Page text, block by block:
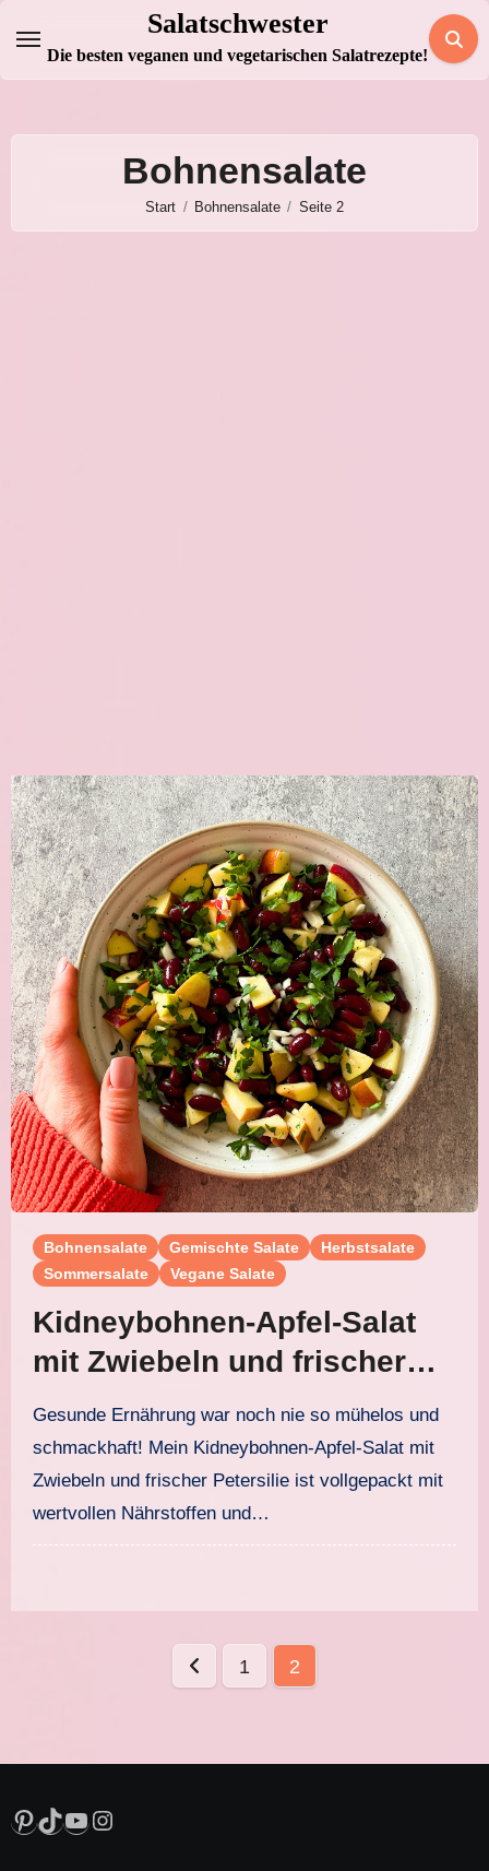
Inhalt
springen
Salatschwester
Die besten veganen und vegetarischen Salatrezepte!
Bohnensalate
Start Bohnensalate Seite 2
Bohnensalate Gemischte Salate
Herbstsalate
Sommersalate
Vegane Salate
Kidneybohnen-Apfel-Salat
mit Zwiebeln und frischer
Petersilie
Gesunde Ernährung war noch nie so mühelos und
schmackhaft! Mein Kidneybohnen-Apfel-Salat mit
Zwiebeln und frischer Petersilie ist vollgepackt mit
wertvollen Nährstoffen und…
Seitennummerierung
Beiträge
1 2
Pinterest
TikTok
YouTube
Instagram